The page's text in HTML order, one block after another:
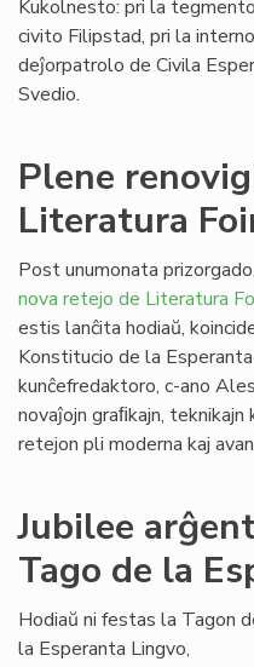
Kukolnesto: pri la
civito Filipstad, pri la
deĵorpatrolo de Civila
Svedio.
Plene
Literatura
Post unumonata
nova retejo de Literatura
estis lanĉita hodiaŭ,
Konstitucio de la
kunĉefredaktoro, c-ano
novaĵojn graﬁkajn, teknikajn
retejon pli moderna kaj
Jubilee
Tago de la
Hodiaŭ ni festas la Tagon
la Esperanta Lingvo,